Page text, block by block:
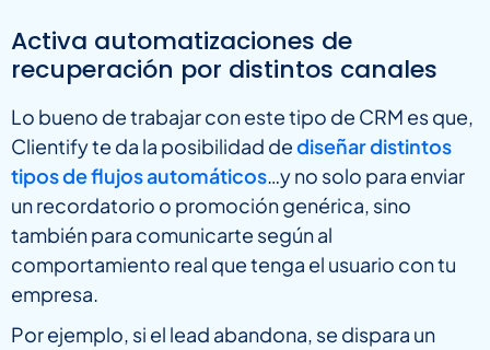
Activa automatizaciones de
recuperación por distintos canales
Lo bueno de trabajar con este tipo de CRM es que,
Clientify te da la posibilidad dediseñar distintos
tipos de flujos automáticos…y no solo para enviar
un recordatorio o promoción genérica, sino
también para comunicarte según al
comportamiento real que tenga el usuario con tu
empresa.
Por ejemplo, si el lead abandona, se dispara un